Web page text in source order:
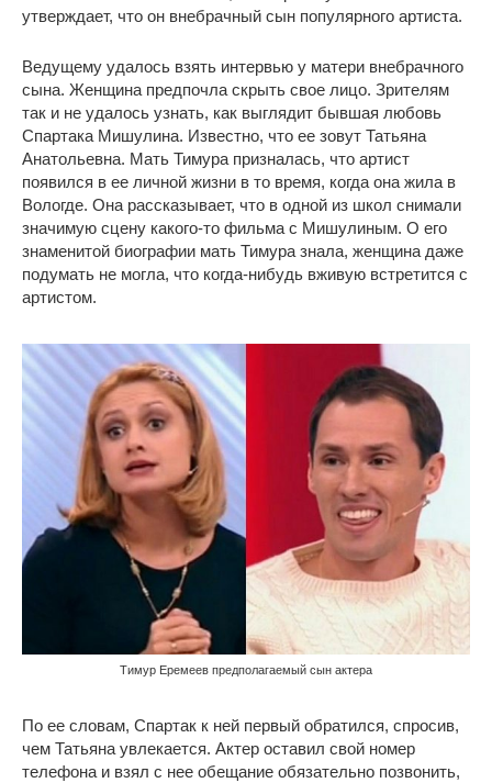
утверждает, что он внебрачный сын популярного артиста.
Ведущему удалось взять интервью у матери внебрачного
сына. Женщина предпочла скрыть свое лицо. Зрителям
так и не удалось узнать, как выглядит бывшая любовь
Спартака Мишулина. Известно, что ее зовут Татьяна
Анатольевна. Мать Тимура призналась, что артист
появился в ее личной жизни в то время, когда она жила в
Вологде. Она рассказывает, что в одной из школ снимали
значимую сцену какого-то фильма с Мишулиным. О его
знаменитой биографии мать Тимура знала, женщина даже
подумать не могла, что когда-нибудь вживую встретится с
артистом.
Тимур Еремеев предполагаемый сын актера
По ее словам, Спартак к ней первый обратился, спросив,
чем Татьяна увлекается. Актер оставил свой номер
телефона и взял с нее обещание обязательно позвонить,